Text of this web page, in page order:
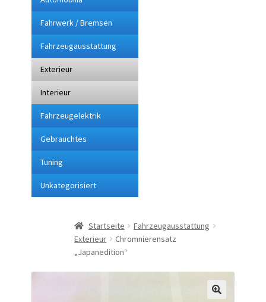
Impressum
Kasse
Lieferung
Mein Konto
Startseite
Suchbegriffe
Fahrwerk / Bremsen
Fahrzeugausstattung
Exterieur
Interieur
Fahrzeugelektrik
Gebrauchtes
Tuning
Unkategorisiert
Startseite
Fahrzeugausstattung
Exterieur
Chromnierensatz
„Japanedition“